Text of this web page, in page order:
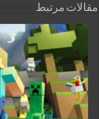
مقالات مرتبط